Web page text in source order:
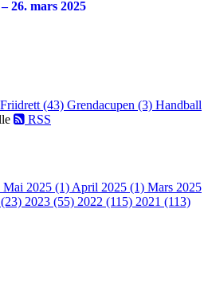
26. mars 2025
Friidrett (43) Grendacupen (3) Handball
RSS
Mai 2025 (1) April 2025 (1) Mars 2025
2023 (55) 2022 (115) 2021 (113)